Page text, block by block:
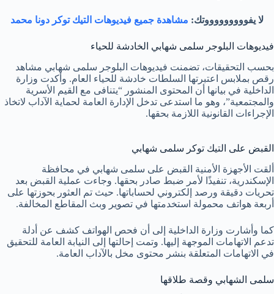
لا يفوووووووووتك: مشاهدة جميع فيديوهات التيك توكر دونا محمد
فيديوهات البلوجر سلمى شهابي الخادشة للحياء
بحسب التحقيقات، تضمنت فيديوهات البلوجر سلمى شهابي مشاهد
رقص بملابس اعتبرتها السلطات خادشة للحياء العام. وأكدت وزارة
الداخلية في بيانها أن المحتوى المنشور “يتنافى مع القيم الأسرية
والمجتمعية”، وهو ما استدعى تدخل الإدارة العامة لحماية الآداب لاتخاذ
الإجراءات القانونية اللازمة بحقها.
القبض على التيك توكر سلمى شهابي
ألقت الأجهزة الأمنية القبض على سلمى شهابي في محافظة
الإسكندرية، تنفيذًا لأمر ضبط صادر بحقها. وجاءت عملية القبض بعد
تحريات دقيقة ورصد إلكتروني لحساباتها. حيث تم العثور بحوزتها على
أربعة هواتف محمولة استخدمتها في تصوير وبث المقاطع المخالفة.
كما وأشارت وزارة الداخلية إلى أن فحص الهواتف كشف عن أدلة
تدعم الاتهامات الموجهة إليها. وتمت إحالتها إلى النيابة العامة للتحقيق
في الاتهامات المتعلقة بنشر محتوى مخل بالآداب العامة.
سلمى الشهابي وقصة طلاقها